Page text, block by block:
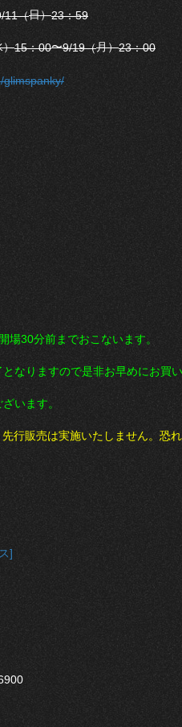
11（日）23：59
）15：00〜9/19（月）23：00
glimspanky/
30分前までおこないます。
なりますので是非お早めにお買い
います。
行販売は実施いたしません。恐
]